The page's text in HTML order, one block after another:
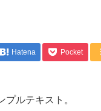
Hatena Pocket
ルテキスト。